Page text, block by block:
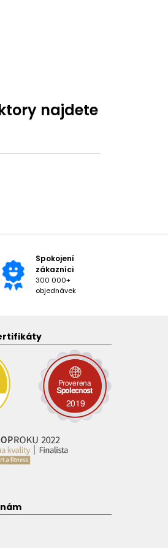
najdete
Spokojení
zákazníci
300 000+
objednávek
nám